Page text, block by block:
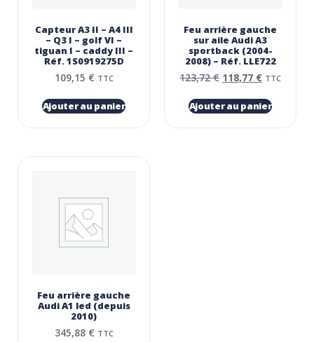
Capteur A3 II – A4 III
– Q3 I – golf VI –
tiguan I – caddy III –
Réf. 1S0919275D
109,15 € TTC
Ajouter au panier
Feu arrière gauche
sur aile Audi A3
sportback (2004-
2008) – Réf. LLE722
123,72€ 118,77 € TTC
Ajouter au panier
Feu arrière gauche
Audi A1 led (depuis
2010)
345,88 € TTC